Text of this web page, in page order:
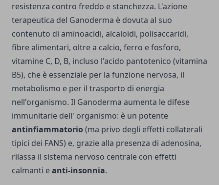
resistenza contro freddo e stanchezza. L'azione
terapeutica del Ganoderma è dovuta al suo
contenuto di aminoacidi, alcaloidi, polisaccaridi,
fibre alimentari, oltre a calcio, ferro e fosforo,
vitamine C, D, B, incluso l'acido pantotenico (vitamina
B5), che è essenziale per la funzione nervosa, il
metabolismo e per il trasporto di energia
nell'organismo. Il Ganoderma aumenta le difese
immunitarie dell' organismo: è un potente
antinfiammatorio (ma privo degli effetti collaterali
tipici dei FANS) e, grazie alla presenza di adenosina,
rilassa il sistema nervoso centrale con effetti
calmanti eanti-insonnia.